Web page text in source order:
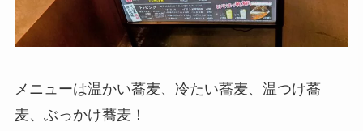
メニューは温かい蕎麦、冷たい蕎麦、温つけ蕎
麦、ぶっかけ蕎麦！